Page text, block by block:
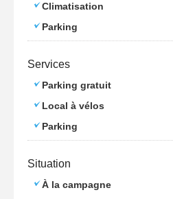
Climatisation
Parking
Services
Parking gratuit
Local à vélos
Parking
Situation
À la campagne